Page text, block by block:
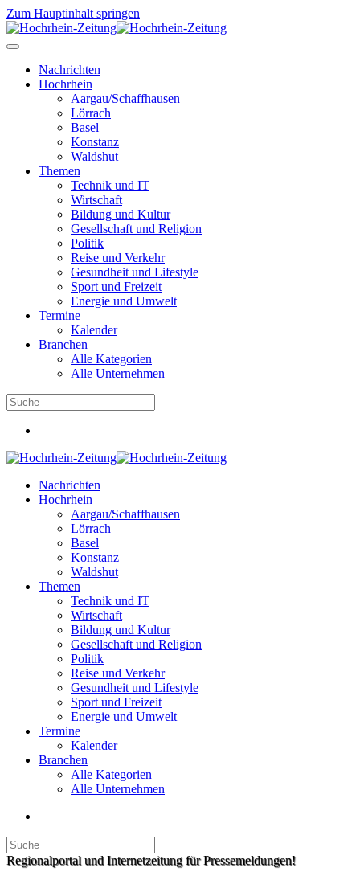
Zum Hauptinhalt springen
Nachrichten
Hochrhein
Aargau/Schaffhausen
Lörrach
Basel
Konstanz
Waldshut
Themen
Technik und IT
Wirtschaft
Bildung und Kultur
Gesellschaft und Religion
Politik
Reise und Verkehr
Gesundheit und Lifestyle
Sport und Freizeit
Energie und Umwelt
Termine
Kalender
Branchen
Alle Kategorien
Alle Unternehmen
Nachrichten
Hochrhein
Aargau/Schaffhausen
Lörrach
Basel
Konstanz
Waldshut
Themen
Technik und IT
Wirtschaft
Bildung und Kultur
Gesellschaft und Religion
Politik
Reise und Verkehr
Gesundheit und Lifestyle
Sport und Freizeit
Energie und Umwelt
Termine
Kalender
Branchen
Alle Kategorien
Alle Unternehmen
Regionalportal und Internetzeitung für Pressemeldungen!